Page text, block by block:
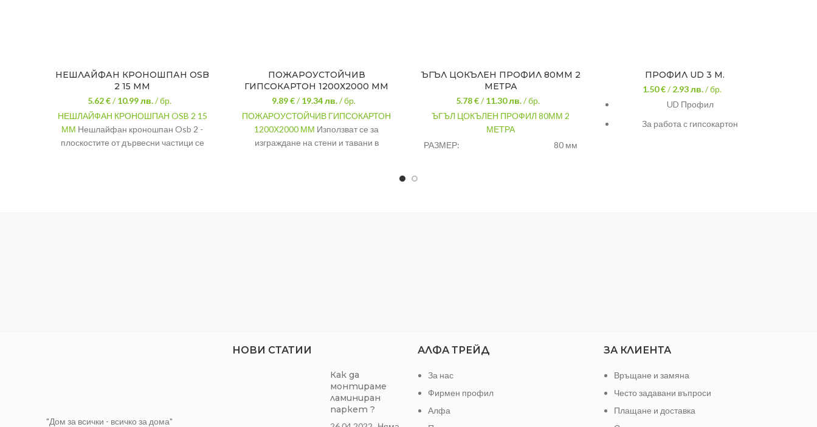
НЕШЛАЙФАН КРОНОШПАН OSB
2 15 ММ
5.62 €/10.99лв. / бр.
НЕШЛАЙФАН КРОНОШПАН OSB 2 15
ММ Нешлайфан кроношпан Osb 2 -
плоскостите от дървесни частици се
ПОЖАРОУСТОЙЧИВ
ГИПСОКАРТОН 1200Х2000 ММ
9.89 €/19.34лв. / бр.
ПОЖАРОУСТОЙЧИВ ГИПСОКАРТОН
1200Х2000 ММ Използват се за
изграждане на стени и тавани в
ЪГЪЛ ЦОКЪЛЕН ПРОФИЛ 80ММ 2
МЕТРА
5.78 €/11.30лв. / бр.
ЪГЪЛ ЦОКЪЛЕН ПРОФИЛ 80ММ 2
МЕТРА
РАЗМЕР:
80 мм
ПРОФИЛ UD 3 М.
1.50 €/2.93лв. / бр.
UD Профил
За работа с гипсокартон
"Дом за всички - всичко за дома"
НОВИ СТАТИИ
Как да
монтираме
ламиниран
паркет ?
АЛФА ТРЕЙД
За нас
Фирмен профил
Алфа
ЗА КЛИЕНТА
Връщане и замяна
Често задавани въпроси
Плащане и доставка